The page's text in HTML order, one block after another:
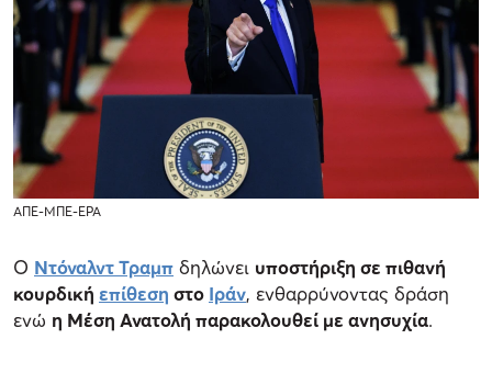
ΑΠΕ-ΜΠΕ-EPA
Ο Ντόναλντ Τραμπ δηλώνει υποστήριξη σε πιθανή
κουρδική επίθεση στο Ιράν, ενθαρρύνοντας δράση
ενώ η Μέση Ανατολή παρακολουθεί με ανησυχία.